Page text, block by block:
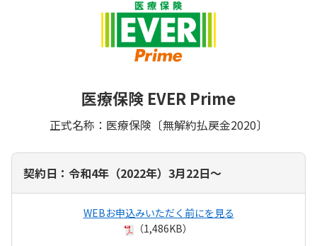
医療保険 EVER Prime
正式名称：医療保険〔無解約払戻金2020〕
契約日：令和4年（2022年）3月22日～
WEBお申込みいただく前にを見る
（1,486KB）